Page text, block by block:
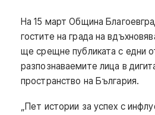
На 15 март Община
гостите на града на
ще срещне публиката с едни
разпознаваемите лица в
пространство на България.
„Пет истории за успех с